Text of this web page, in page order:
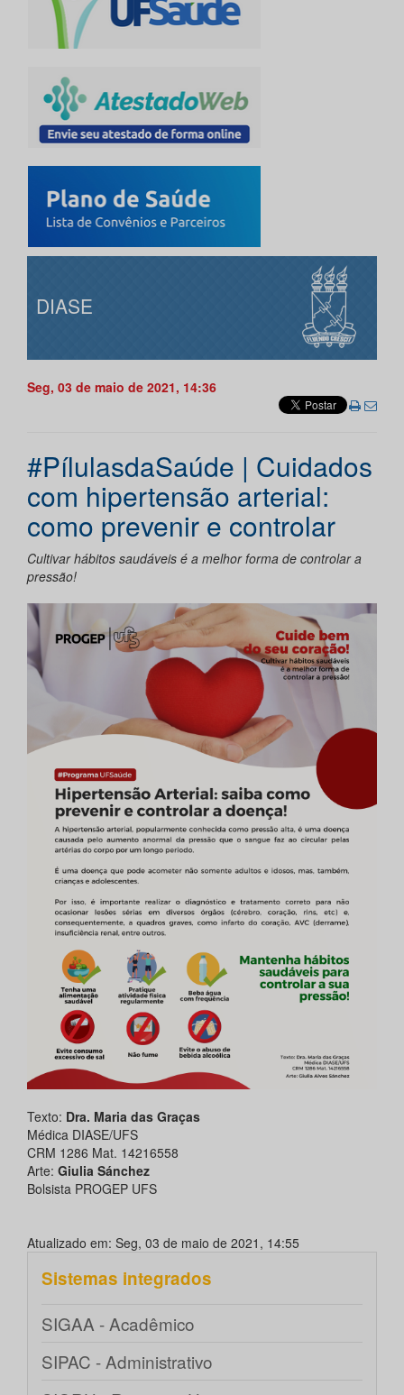
DIASE
Seg, 03 de maio de 2021, 14:36
#PílulasdaSaúde | Cuidados
com hipertensão arterial:
como prevenir e controlar
Cultivar hábitos saudáveis é a melhor forma de controlar a
pressão!
Texto: Dra. Maria das Graças
Médica DIASE/UFS
CRM 1286 Mat. 14216558
Arte: Giulia Sánchez
Bolsista PROGEP UFS
Atualizado em: Seg, 03 de maio de 2021, 14:55
Sistemas integrados
SIGAA - Acadêmico
SIPAC - Administrativo